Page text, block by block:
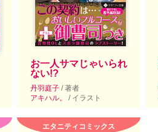
お一人サマじゃいられ
ない!?
丹羽庭子 / 著者
アキハル。 / イラスト
エタニティコミックス